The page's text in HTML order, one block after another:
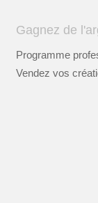
Gagnez de
Programme
Vendez vos